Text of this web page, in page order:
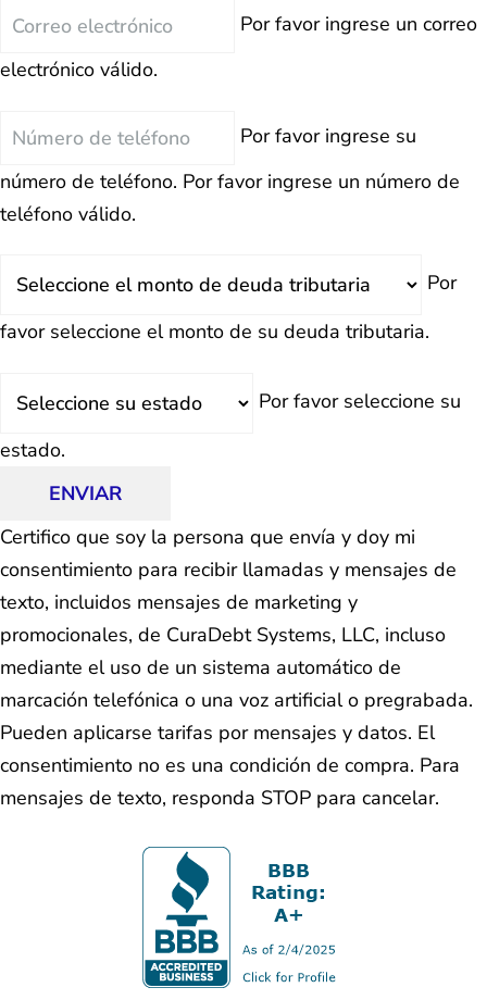
Correo
Por favor ingrese un correo
electrónico válido.
Teléfono
Por favor ingrese su
número de teléfono. Por favor ingrese un número de
teléfono válido.
Por
favor seleccione el monto de su deuda tributaria.
Por favor seleccione su
estado.
ENVIAR
Certifico que soy la persona que envía y doy mi
consentimiento para recibir llamadas y mensajes de
texto, incluidos mensajes de marketing y
promocionales, de CuraDebt Systems, LLC, incluso
mediante el uso de un sistema automático de
marcación telefónica o una voz artificial o pregrabada.
Pueden aplicarse tarifas por mensajes y datos. El
consentimiento no es una condición de compra. Para
mensajes de texto, responda STOP para cancelar.